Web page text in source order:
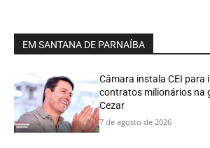
EM SANTANA DE PARNAÍBA
Câmara instala CEI para
contratos milionários na
Cezar
7 de agosto de 2026